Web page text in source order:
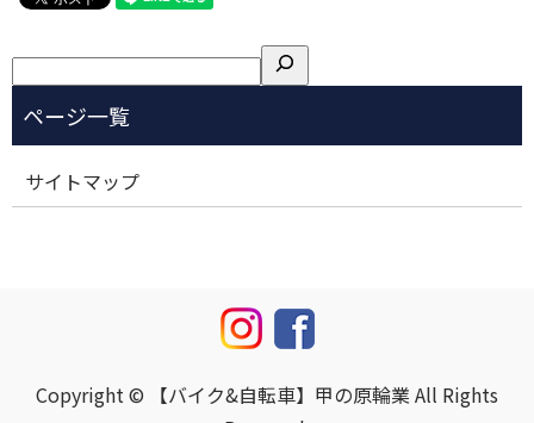
検
索
サイトマップ
Copyright © 【バイク&自転車】甲の原輪業 All Rights